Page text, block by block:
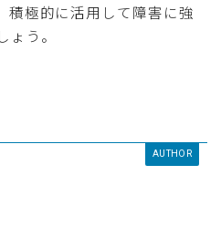
積極的に活用して障害に強
う。
AUTHOR